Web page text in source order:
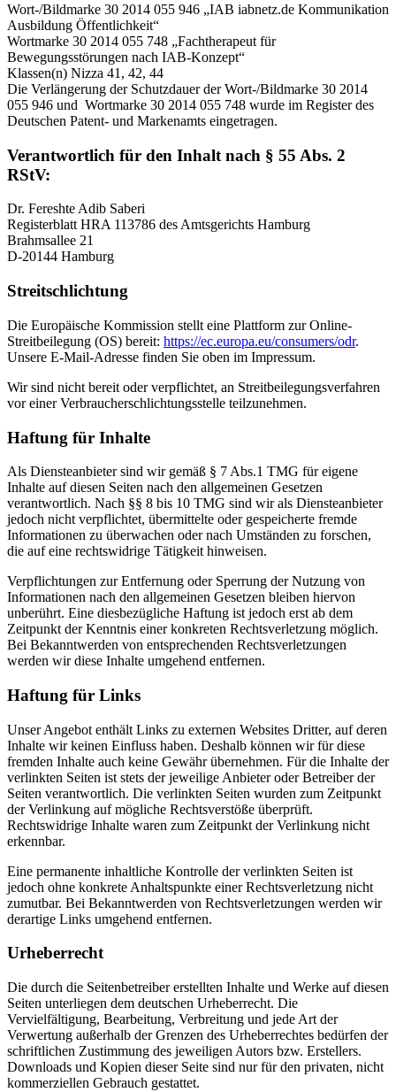
Wort-/Bildmarke 30 2014 055 946 „IAB iabnetz.de Kommunikation
Ausbildung Öffentlich­keit“
Wortmarke 30 2014 055 748 „Fachtherapeut für
Bewegungsstörungen nach IAB-Konzept“
Klassen(n) Nizza 41, 42, 44
Die Verlängerung der Schutzdauer der Wort-/Bildmarke 30 2014
055 946 und Wortmarke 30 2014 055 748 wurde im Register des
Deutschen Patent- und Markenamts eingetragen.
Verantwortlich für den Inhalt nach § 55 Abs. 2
RStV:
Dr. Fereshte Adib Saberi
Registerblatt HRA 113786 des Amtsgerichts Hamburg
Brahmsallee 21
D-20144 Hamburg
Streitschlichtung
Die Europäische Kommission stellt eine Plattform zur Online-
Streitbeilegung (OS) bereit: https://ec.europa.eu/consumers/odr.
Unsere E-Mail-Adresse finden Sie oben im Impressum.
Wir sind nicht bereit oder verpflichtet, an Streitbeilegungsverfahren
vor einer Verbraucherschlichtungsstelle teilzunehmen.
Haftung für Inhalte
Als Diensteanbieter sind wir gemäß § 7 Abs.1 TMG für eigene
Inhalte auf diesen Seiten nach den allgemeinen Gesetzen
verantwortlich. Nach §§ 8 bis 10 TMG sind wir als Diensteanbieter
jedoch nicht verpflichtet, übermittelte oder gespeicherte fremde
Informationen zu überwachen oder nach Umständen zu forschen,
die auf eine rechtswidrige Tätigkeit hinweisen.
Verpflichtungen zur Entfernung oder Sperrung der Nutzung von
Informationen nach den allgemeinen Gesetzen bleiben hiervon
unberührt. Eine diesbezügliche Haftung ist jedoch erst ab dem
Zeitpunkt der Kenntnis einer konkreten Rechtsverletzung möglich.
Bei Bekanntwerden von entsprechenden Rechtsverletzungen
werden wir diese Inhalte umgehend entfernen.
Haftung für Links
Unser Angebot enthält Links zu externen Websites Dritter, auf deren
Inhalte wir keinen Einfluss haben. Deshalb können wir für diese
fremden Inhalte auch keine Gewähr übernehmen. Für die Inhalte der
verlinkten Seiten ist stets der jeweilige Anbieter oder Betreiber der
Seiten verantwortlich. Die verlinkten Seiten wurden zum Zeitpunkt
der Verlinkung auf mögliche Rechtsverstöße überprüft.
Rechtswidrige Inhalte waren zum Zeitpunkt der Verlinkung nicht
erkennbar.
Eine permanente inhaltliche Kontrolle der verlinkten Seiten ist
jedoch ohne konkrete Anhaltspunkte einer Rechtsverletzung nicht
zumutbar. Bei Bekanntwerden von Rechtsverletzungen werden wir
derartige Links umgehend entfernen.
Urheberrecht
Die durch die Seitenbetreiber erstellten Inhalte und Werke auf diesen
Seiten unterliegen dem deutschen Urheberrecht. Die
Vervielfältigung, Bearbeitung, Verbreitung und jede Art der
Verwertung außerhalb der Grenzen des Urheberrechtes bedürfen der
schriftlichen Zustimmung des jeweiligen Autors bzw. Erstellers.
Downloads und Kopien dieser Seite sind nur für den privaten, nicht
kommerziellen Gebrauch gestattet.